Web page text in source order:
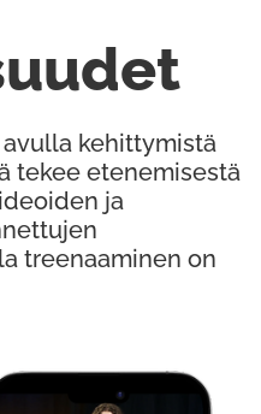
kehittymistä
tekee etenemisestä
ja
treenaaminen on